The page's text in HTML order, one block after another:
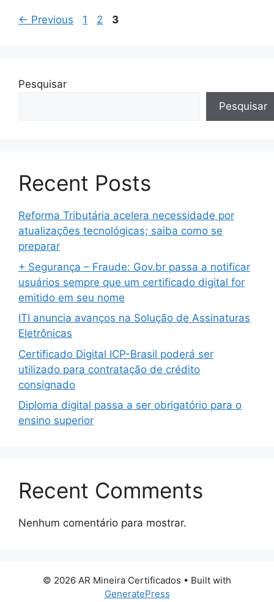
← Previous 1 2 3
Pesquisar
Pesquisar
Recent Posts
Reforma Tributária acelera necessidade por
atualizações tecnológicas; saiba como se
preparar
+ Segurança – Fraude: Gov.br passa a notificar
usuários sempre que um certificado digital for
emitido em seu nome
ITI anuncia avanços na Solução de Assinaturas
Eletrônicas
Certificado Digital ICP-Brasil poderá ser
utilizado para contratação de crédito
consignado
Diploma digital passa a ser obrigatório para o
ensino superior
Recent Comments
Nenhum comentário para mostrar.
© 2026 AR Mineira Certificados • Built with
GeneratePress